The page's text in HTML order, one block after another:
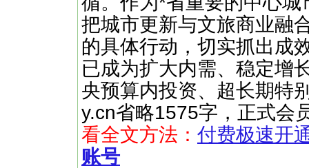
把城市更新与文旅商业融
的具体行动，切实抓出成
已成为扩大内需、稳定增
央预算内投资、超长期
y.cn省略1575字，正式
看全文方法： 付费极速开
账号